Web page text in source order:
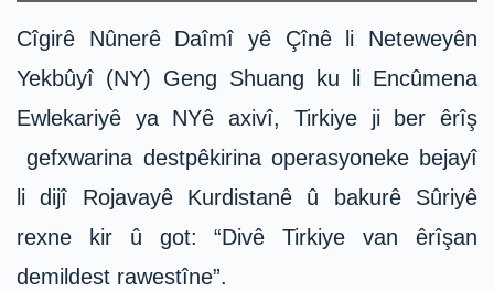
Cîgirê Nûnerê Daîmî yê Çînê li Neteweyên
Yekbûyî (NY) Geng Shuang ku li Encûmena
Ewlekariyê ya NYê axivî, Tirkiye ji ber êrîş
gefxwarina destpêkirina operasyoneke bejayî
li dijî Rojavayê Kurdistanê û bakurê Sûriyê
rexne kir û got: “Divê Tirkiye van êrîşan
demildest rawestîne”.